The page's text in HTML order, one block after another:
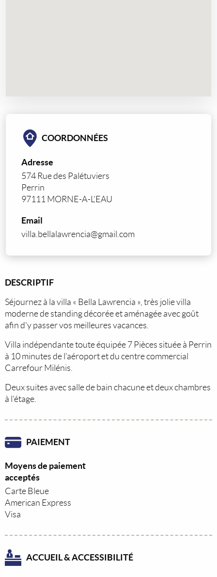
DESCRIPTIF
Séjournez à la villa « Bella Lawrencia », très jolie villa
moderne de standing décorée et aménagée avec goût
afin d'y passer vos meilleures vacances.
Villa indépendante toute équipée 7 Pièces située à Perrin
à 10 minutes de l'aéroport et du centre commercial
Carrefour Milénis.
Deux suites avec salle de bain chacune et deux chambres
à l'étage.
PAIEMENT
Moyens de paiement
acceptés
Carte Bleue
American Express
Visa
ACCUEIL & ACCESSIBILITÉ
COORDONNÉES
Adresse
574 Rue des Palétuviers
Perrin
97111 MORNE-A-L'EAU
Email
villa.bellalawrencia@gmail.com